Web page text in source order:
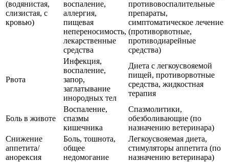
(водянистая,
слизистая, с
кровью)
воспаление,
аллергия,
пищевая
непереносимость,
лекарственные
средства
противовоспалительные
препараты,
симптоматическое лечение
(противорвотные,
противодиарейные
средства)
Рвота
Инфекция,
воспаление,
запор,
заглатывание
инородных тел
Диета с легкоусвояемой
пищей, противорвотные
средства, жидкостная
терапия
Боль в животе
Воспаление,
спазмы
кишечника
Спазмолитики,
обезболивающие (по
назначению ветеринара)
Снижение
аппетита/
анорексия
Боль, тошнота,
общее
недомогание
Легкоусвояемая диета,
стимуляторы аппетита (по
назначению ветеринара)